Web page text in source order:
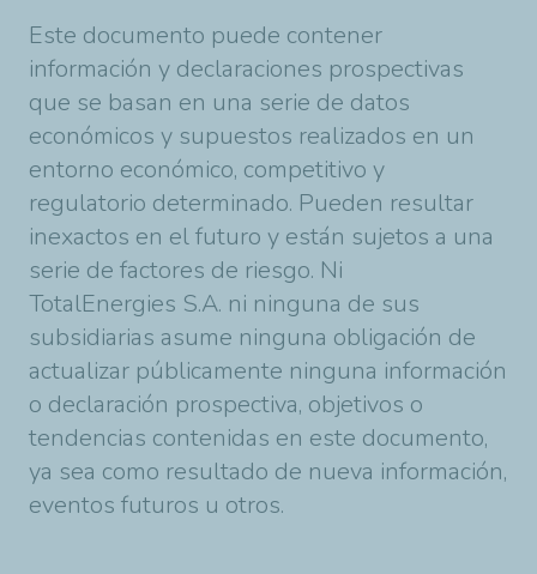
Este documento puede contener
información y declaraciones prospectivas
que se basan en una serie de datos
económicos y supuestos realizados en un
entorno económico, competitivo y
regulatorio determinado. Pueden resultar
inexactos en el futuro y están sujetos a una
serie de factores de riesgo. Ni
TotalEnergies S.A. ni ninguna de sus
subsidiarias asume ninguna obligación de
actualizar públicamente ninguna información
o declaración prospectiva, objetivos o
tendencias contenidas en este documento,
ya sea como resultado de nueva información,
eventos futuros u otros.